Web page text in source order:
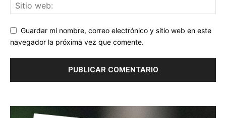
Guardar mi nombre, correo electrónico y sitio web en este
navegador la próxima vez que comente.